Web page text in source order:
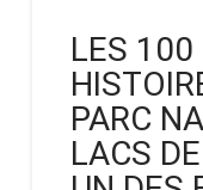
LES 100
PARC
LACS